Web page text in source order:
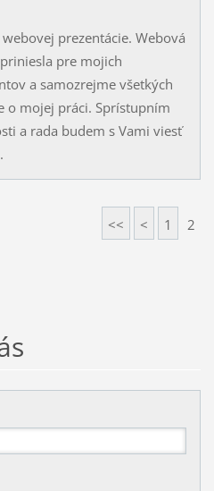
prezentácie. Webová
pre mojich
a samozrejme všetkých
o mojej práci. Sprístupním
a rada budem s Vami viesť
<< < 1 2